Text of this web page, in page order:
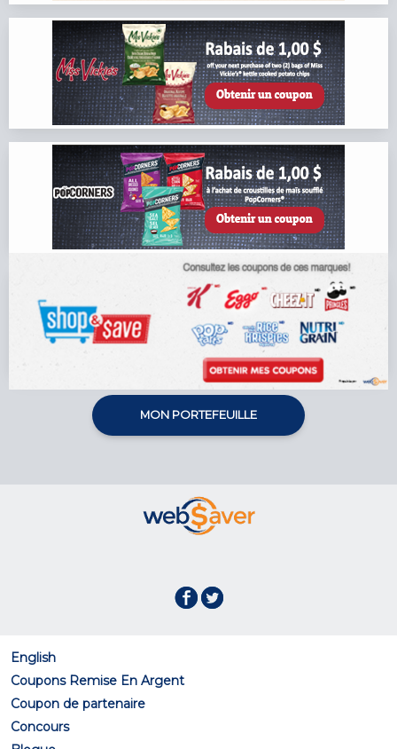
MON PORTEFEUILLE
English
Coupons Remise En Argent
Coupon de partenaire
Concours